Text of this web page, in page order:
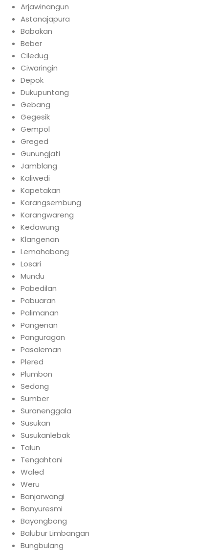
Arjawinangun
Astanajapura
Babakan
Beber
Ciledug
Ciwaringin
Depok
Dukupuntang
Gebang
Gegesik
Gempol
Greged
Gunungjati
Jamblang
Kaliwedi
Kapetakan
Karangsembung
Karangwareng
Kedawung
Klangenan
Lemahabang
Losari
Mundu
Pabedilan
Pabuaran
Palimanan
Pangenan
Panguragan
Pasaleman
Plered
Plumbon
Sedong
Sumber
Suranenggala
Susukan
Susukanlebak
Talun
Tengahtani
Waled
Weru
Banjarwangi
Banyuresmi
Bayongbong
Balubur Limbangan
Bungbulang